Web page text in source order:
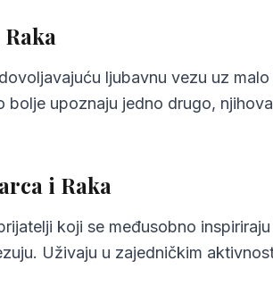
ljubavnu vezu uz
bolje upoznaju jedno drugo,
i Raka
koji se međusobno
Uživaju u zajedničkim